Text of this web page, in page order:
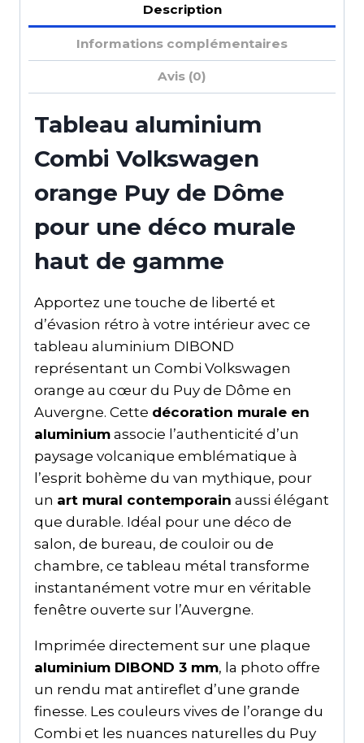
Description
Informations complémentaires
Avis (0)
Tableau aluminium
Combi Volkswagen
orange Puy de Dôme
pour une déco murale
haut de gamme
Apportez une touche de liberté et
d’évasion rétro à votre intérieur avec ce
tableau aluminium DIBOND
représentant un Combi Volkswagen
orange au cœur du Puy de Dôme en
Auvergne. Cette décoration murale en
aluminium associe l’authenticité d’un
paysage volcanique emblématique à
l’esprit bohème du van mythique, pour
un art mural contemporain aussi élégant
que durable. Idéal pour une déco de
salon, de bureau, de couloir ou de
chambre, ce tableau métal transforme
instantanément votre mur en véritable
fenêtre ouverte sur l’Auvergne.
Imprimée directement sur une plaque
aluminium DIBOND 3 mm, la photo offre
un rendu mat antireflet d’une grande
finesse. Les couleurs vives de l’orange du
Combi et les nuances naturelles du Puy